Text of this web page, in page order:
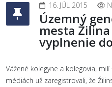
16. JÚL 2015
Územný
mesta
vyplnenie
Vážené kolegyne a kolegovia,
médiách už zaregistrovali, že